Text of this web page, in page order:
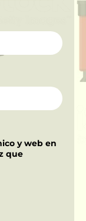
y web en
que